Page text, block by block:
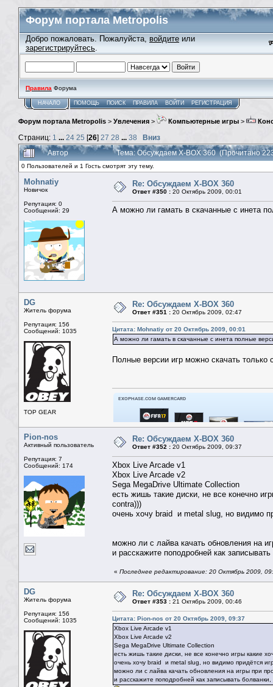
Форум портала Metropolis
Добро пожаловать. Пожалуйста, войдите или
зарегистрируйтесь.
Правила Форума
НАЧАЛО ПОМОЩЬ ПОИСК ПРАВИЛА ВОЙТИ РЕГИСТРАЦИЯ
Форум портала Metropolis > Увлечения > Компьютерные игры >
Страниц: 1 ... 24 25 [26] 27 28 ... 38
Вниз
Автор
Тема: Обсуждаем X-BOX 360 (Прочитано
0 Пользователей и 1 Гость смотрят эту тему.
Mohnatiy
Новичок
Репутация: 0
Сообщений: 29
Re: Обсуждаем X-BOX 360
Ответ #350 : 20 Октябрь 2009, 00:01
А можно ли гамать в скачанные с инета
DG
Житель форума
Репутация: 156
Сообщений: 1035
TOP GEAR
Re: Обсуждаем X-BOX 360
Ответ #351 : 20 Октябрь 2009, 02:47
Цитата: Mohnatiy от 20 Октябрь 2009, 00:01
А можно ли гамать в скачанные с инета полные
Полные версии игр можно скачать только
Pion-nos
Активный пользователь
Репутация: 7
Сообщений: 174
Re: Обсуждаем X-BOX 360
Ответ #352 : 20 Октябрь 2009, 09:37
Xbox Live Arcade v1
Xbox Live Arcade v2
Sega MegaDrive Ultimate Collection
есть жишь такие диски, не все конечно
contra)))
очень хочу braid и metal slug, но видимо
можно ли с лайва качать обновления на
и расскажите поподробней как
« Последнее редактирование: 20 Октябрь 2009,
DG
Житель форума
Репутация: 156
Сообщений: 1035
Re: Обсуждаем X-BOX 360
Ответ #353 : 21 Октябрь 2009, 00:46
Цитата: Pion-nos от 20 Октябрь 2009, 09:37
Xbox Live Arcade v1
Xbox Live Arcade v2
Sega MegaDrive Ultimate Collection
есть жишь такие диски, не все конечно игры какие
очень хочу braid и metal slug, но видимо придётся
можно ли с лайва качать обновления на игры при
и расскажите поподробней как записывать